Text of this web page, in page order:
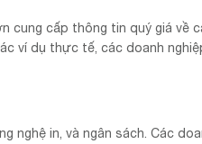
cung cấp thông tin quý giá về
ví dụ thực tế, các doanh
nghệ in, và ngân sách. Các